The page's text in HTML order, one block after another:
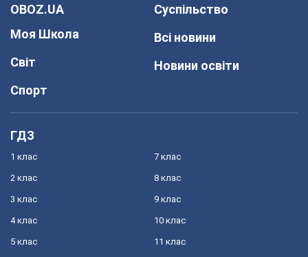
OBOZ.UA
Моя Школа
Світ
Спорт
Суспільство
Всі новини
Новини освіти
ГДЗ
1 клас
2 клас
3 клас
4 клас
5 клас
7 клас
8 клас
9 клас
10 клас
11 клас